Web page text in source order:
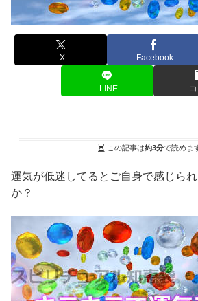
X Facebook
LINE
この記事は約3分で読めま
運気が低迷してるとご自身で感じら
か？